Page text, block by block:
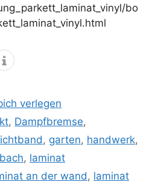
bo
verlegen
, Dampfbremse,
, garten, handwerk,
, laminat
an der wand, laminat